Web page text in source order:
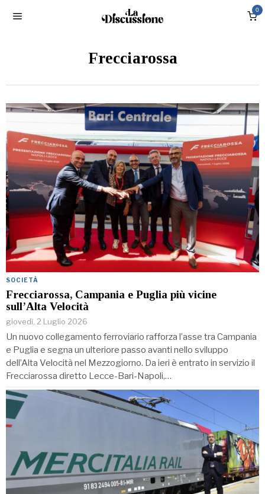
0
Frecciarossa
SOCIETÀ
Frecciarossa, Campania e Puglia più vicine
sull’Alta Velocità
giovedì, 2 Luglio 2026
Un nuovo collegamento ferroviario rafforza l’asse tra Campania
e Puglia e segna un ulteriore passo avanti nello sviluppo
dell’Alta Velocità nel Mezzogiorno. Da ieri è entrato in servizio il
Frecciarossa diretto Lecce-Bari-Napoli,…